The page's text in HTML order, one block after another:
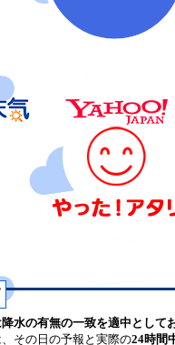
水の有無の一致を適中としてお
その日の予報と実際の24時間